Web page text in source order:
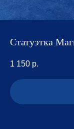
Статуэтка
1 150 р.